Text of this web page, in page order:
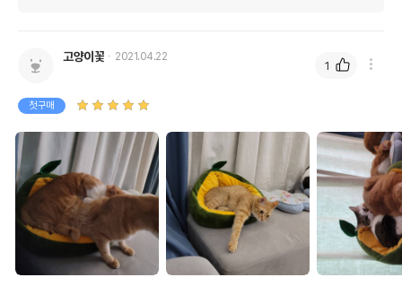
고양이꽃 2021.04.22
첫구매
1